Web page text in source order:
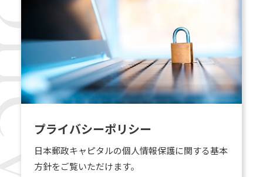
プライバシーポリシー
日本郵政キャピタルの個人情報保護に関する基本
方針をご覧いただけます。